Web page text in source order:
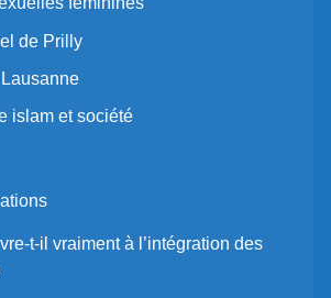
de Prilly
islam et société
t-il vraiment à l’intégration des